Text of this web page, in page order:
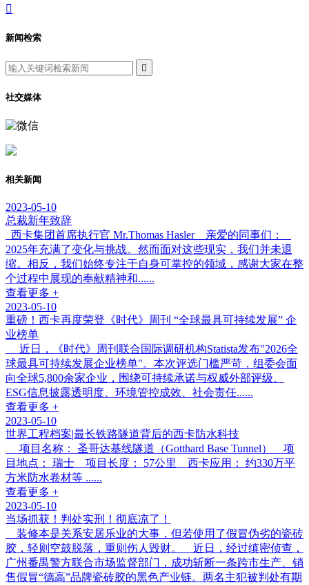

新闻检索

社交媒体
相关新闻
2023-05-10
总裁新年致辞
西卡集团首席执行官 Mr.Thomas Hasler 亲爱的同事们：
2025年充满了变化与挑战。然而面对这些现实，我们并未退
缩。相反，我们始终专注于自身可掌控的领域，感谢大家在整
个过程中展现的奉献精神和......
查看更多 +
2023-05-10
重磅！西卡再度荣登《时代》周刊 “全球最具可持续发展” 企
业榜单
近日，《时代》周刊联合国际调研机构Statista发布"2026全
球最具可持续发展企业榜单"。本次评选门槛严苛，组委会面
向全球5,800余家企业，围绕可持续承诺与权威外部评级、
ESG信息披露透明度、环境管控成效、社会责任......
查看更多 +
2023-05-10
世界工程档案|最长铁路隧道背后的西卡防水科技
项目名称： 圣哥达基线隧道（Gotthard Base Tunnel） 项
目地点： 瑞士 项目长度： 57公里 西卡应用： 约330万平
方米防水卷材等 ......
查看更多 +
2023-05-10
当场抓获！判处实刑！彻底凉了！
装修本是关系安居乐业的大事，但若使用了假冒伪劣的瓷砖
胶，轻则空鼓脱落，重则伤人毁财。 近日，经过缜密侦查，
广州番禺警方联合市场监督部门，成功斩断一条跨市生产、销
售假冒“德高”品牌瓷砖胶的黑色产业链。两名主犯被判处有期